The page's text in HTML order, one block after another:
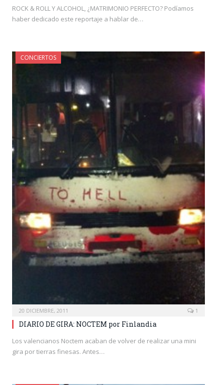
ROCK & ROLL Y ALCOHOL, ¿MATRIMONIO PERFECTO? Podíamos
haber dedicado este reportaje a hablar de…
CONCIERTOS
20 DICIEMBRE, 2011 1
DIARIO DE GIRA: NOCTEM por Finlandia
Los valencianos Noctem acaban de volver de realizar una mini
gira por tierras finesas. Antes…